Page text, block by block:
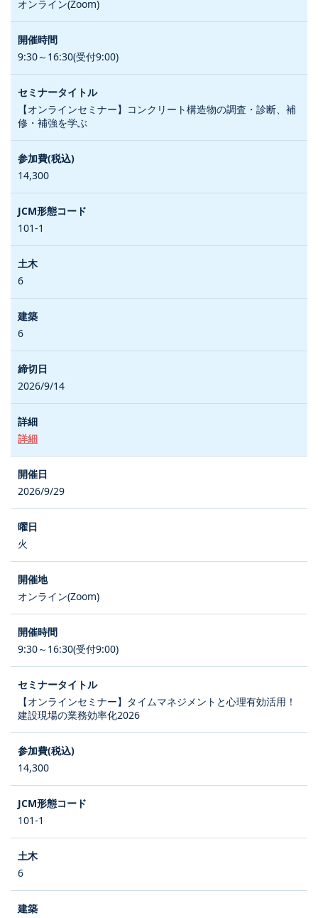
オンライン(Zoom)
9:30～16:30(受付9:00)
【オンラインセミナー】コンクリート構造物の調査・診断、補
修・補強を学ぶ
14,300
101-1
6
6
2026/9/14
詳細
2026/9/29
火
オンライン(Zoom)
9:30～16:30(受付9:00)
【オンラインセミナー】タイムマネジメントと心理有効活用！
建設現場の業務効率化2026
14,300
101-1
6